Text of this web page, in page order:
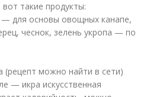
такие продукты:
— для основы овощных канапе,
чеснок, зелень укропа — по
(рецепт можно найти в сети)
— икра искусственная